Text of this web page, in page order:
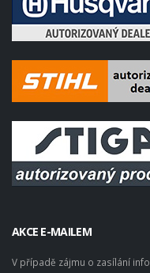
AKCE E-MAILEM
V případě zájmu o zasílání